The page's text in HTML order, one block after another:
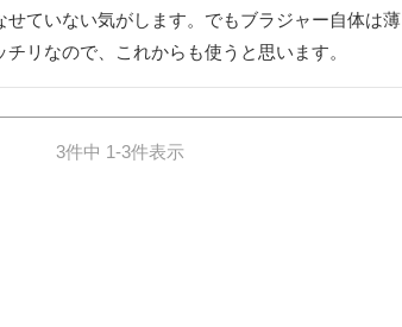
せていない気がします。でもブラジャー自体は
チリなので、これからも使うと思います。
3件中 1-3件表示